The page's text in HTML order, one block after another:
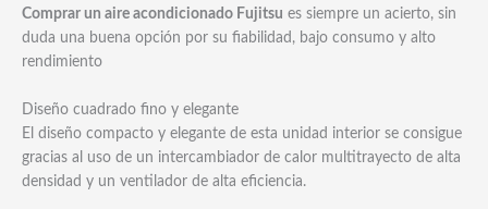
Comprar un aire acondicionado Fujitsu es siempre un acierto, sin
duda una buena opción por su fiabilidad, bajo consumo y alto
rendimiento
Diseño cuadrado fino y elegante
El diseño compacto y elegante de esta unidad interior se consigue
gracias al uso de un intercambiador de calor multitrayecto de alta
densidad y un ventilador de alta eficiencia.